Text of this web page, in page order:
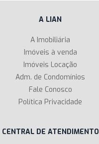
A LIAN
A Imobiliária
Imóveis à venda
Imóveis Locação
Adm. de Condomínios
Fale Conosco
Política Privacidade
CENTRAL DE ATENDIMENTO